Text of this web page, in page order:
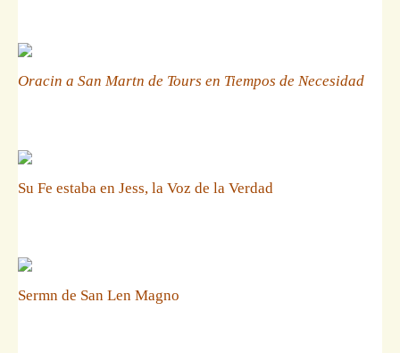
Oracin a San Martn de Tours en Tiempos de Necesidad
Su Fe estaba en Jess, la Voz de la Verdad
Sermn de San Len Magno